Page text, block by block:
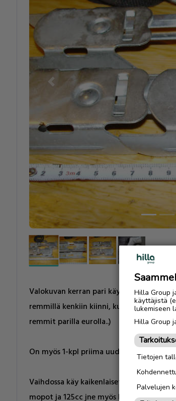
Previous
Valokuvan kerran pari käytetyt ENSI-
remmillä kenkiin kiinni, kuten kuvasta
remmit parilla eurolla..)
On myös 1-kpl priima uudenveroinen
Vaihdossa käy kaikenlaiset RISAT
mopot ja 125cc jne myös lasten ATV't.
Hilla Group
käyttäjistä
lukemiseen
Hilla Group
Tietojen
Palvelujen